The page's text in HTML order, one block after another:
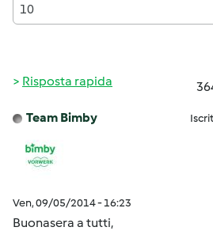
10
Risposta rapida
Team Bimby
Ven, 09/05/2014 - 16:23
Buonasera a tutti,